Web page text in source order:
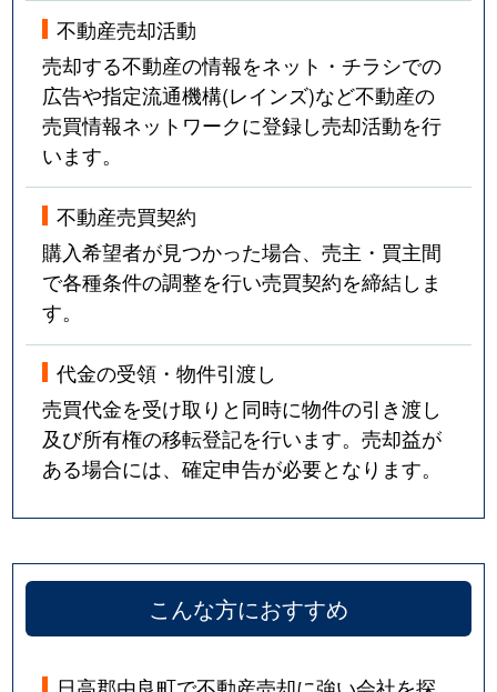
不動産売却活動
売却する不動産の情報をネット・チラシでの
広告や指定流通機構(レインズ)など不動産の
売買情報ネットワークに登録し売却活動を行
います。
不動産売買契約
購入希望者が見つかった場合、売主・買主間
で各種条件の調整を行い売買契約を締結しま
す。
代金の受領・物件引渡し
売買代金を受け取りと同時に物件の引き渡し
及び所有権の移転登記を行います。売却益が
ある場合には、確定申告が必要となります。
こんな方におすすめ
日高郡由良町で不動産売却に強い会社を探